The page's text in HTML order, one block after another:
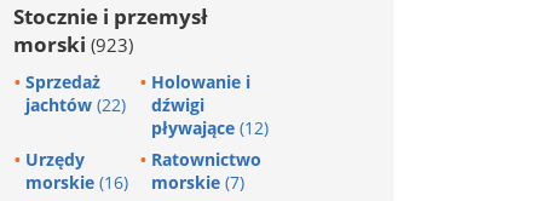
Stocznie i przemysł
morski (923)
Sprzedaż
jachtów (22)
Holowanie i
dźwigi
pływające (12)
Urzędy
morskie (16)
Ratownictwo
morskie (7)